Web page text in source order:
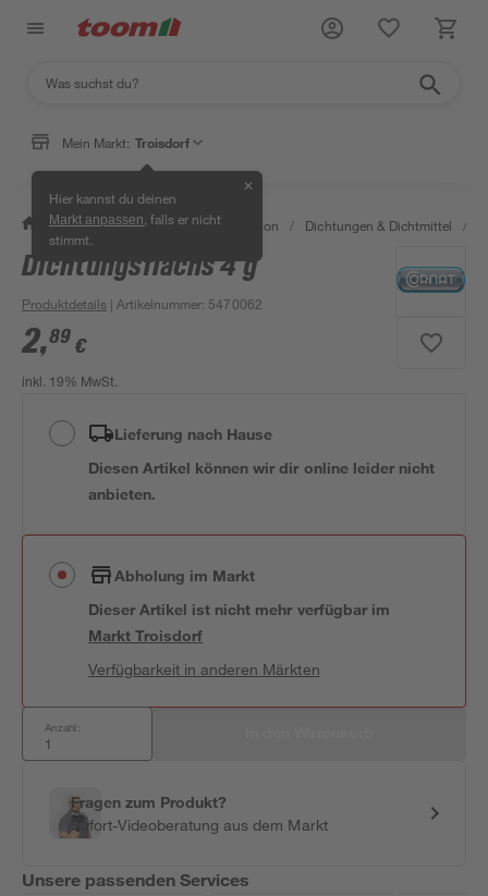
Mein Markt: Troisdorf
Hier kannst du deinen
Markt anpassen , falls er nicht
stimmt.
✕
/ Bad & Sanitär / Sanitärinstallation / Dichtungen & Dichtmittel /
Dichtungsflachs 4 g
Produktdetails | Artikelnummer: 5470062
2,89 €
inkl. 19% MwSt.
Lieferung nach Hause
Diesen Artikel können wir dir online leider nicht
anbieten.
Abholung im Markt
Dieser Artikel ist nicht mehr verfügbar im
MarktTroisdorf
Verfügbarkeit in anderen Märkten
Anzahl:
Fragen zum Produkt?
Sofort-Videoberatung aus dem Markt
Unsere passenden Services